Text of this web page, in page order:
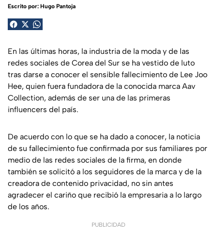
Escrito por: Hugo Pantoja
En las últimas horas, la industria de la moda y de las
redes sociales de Corea del Sur se ha vestido de luto
tras darse a conocer el sensible fallecimiento de Lee Joo
Hee, quien fuera fundadora de la conocida marca Aav
Collection, además de ser una de las primeras
influencers del país.
De acuerdo con lo que se ha dado a conocer, la noticia
de su fallecimiento fue confirmada por sus familiares por
medio de las redes sociales de la firma, en donde
también se solicitó a los seguidores de la marca y de la
creadora de contenido privacidad, no sin antes
agradecer el cariño que recibió la empresaria a lo largo
de los años.
PUBLICIDAD